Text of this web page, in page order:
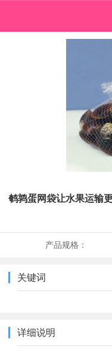
鹌鹑蛋网袋让水果运输
产品规格：
关键词
详细说明